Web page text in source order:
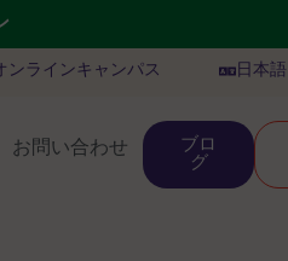
ンラインキャンパス 日本語
お問い合わせ
ブロ
グ